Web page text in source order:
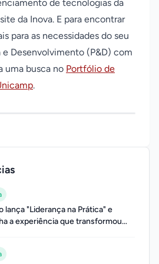
de tecnologias da
da Inova. E para encontrar
para as necessidades do seu
e Desenvolvimento (P&D) com
uma busca no Portfólio de
.
lança "Liderança na Prática" e
a experiência que transformou